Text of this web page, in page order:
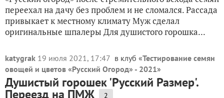
переехал на дачу без проблем и не сломался. Рассада
привыкает к местному климату Муж сделал
оригинальные шпалеры Для душистого горошка...
katygrak 19 июля 2021, 17:47 в клуб «Тестирование семян
овощей и цветов «Русский Огород» - 2021»
Душистый горошек 'Русский Размер'.
Переезд на ПМЖ 2